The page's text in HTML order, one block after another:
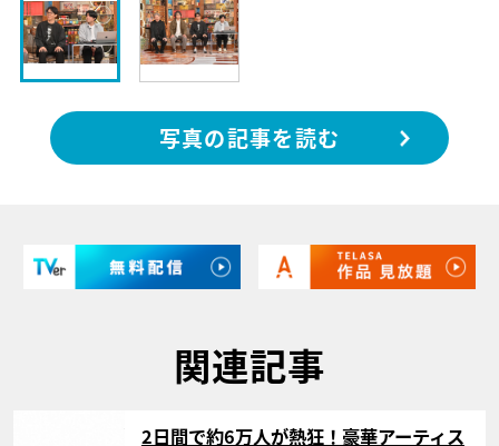
写真の記事を読む
関連記事
2日間で約6万人が熱狂！豪華アーティス